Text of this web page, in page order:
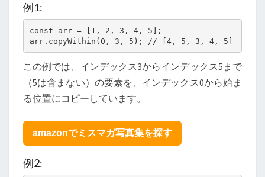
例1:
const arr = [1, 2, 3, 4, 5];
arr.copyWithin(0, 3, 5); // [4, 5, 3, 4, 5]
この例では、インデックス3からインデックス5まで
（5は含まない）の要素を、インデックス0から始ま
る位置にコピーしています。
amazonでミスマガ写真集を探す
例2: